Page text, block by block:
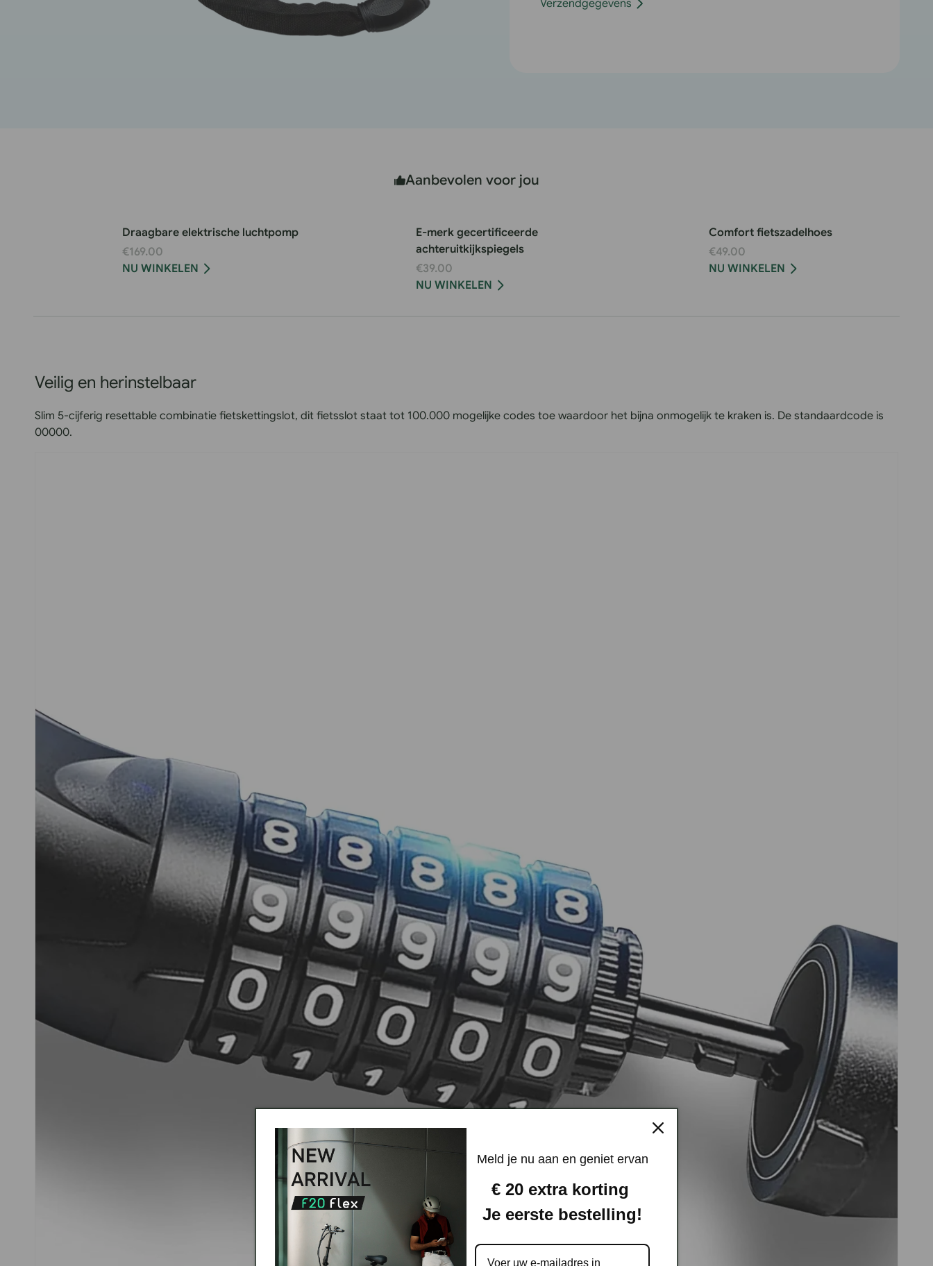
Combinatie Combinatie
Verzendgegevens
Aanbevolen voor jou
Draagbare elektrische luchtpomp
€169.00
NU WINKELEN
E-merk gecertificeerde
achteruitkijkspiegels
€39.00
NU WINKELEN
Comfort fietszadelhoes
€49.00
NU WINKELEN
Veilig en herinstelbaar
Slim 5-cijferig resettable combinatie fietskettingslot, dit fietsslot staat tot 100.000 mogelijke codes toe waardoor het bijna onmogelijk te kraken is. De standaardcode is
00000.
Meld je nu aan en geniet ervan
€ 20 extra korting
Je eerste bestelling!